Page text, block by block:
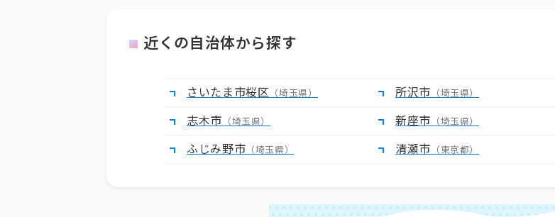
近くの自治体から探す
さいたま市桜区 （埼玉県） 所沢市 （埼玉県）
志木市 （埼玉県） 新座市 （埼玉県）
ふじみ野市 （埼玉県） 清瀬市 （東京都）